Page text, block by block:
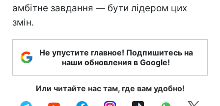
амбітне завдання — бути лідером цих
змін.
Не упустите главное! Подпишитесь на
наши обновления в Google!
Или читайте нас там, где вам удобно!